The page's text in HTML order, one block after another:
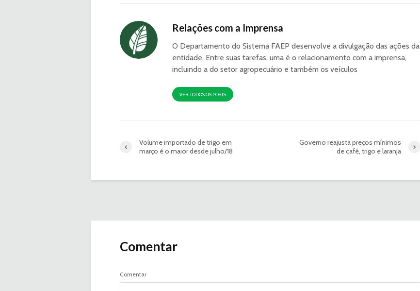
Relações com a Imprensa
O Departamento do Sistema FAEP desenvolve a divulgação das ações da
entidade. Entre suas tarefas, uma é o relacionamento com a imprensa,
incluindo a do setor agropecuário e também os veículos
VER TODOS OS POSTS
Volume importado de trigo em
março é o maior desde julho/18
Governo reajusta preços mínimos
de café, trigo e laranja
Comentar
Comentar